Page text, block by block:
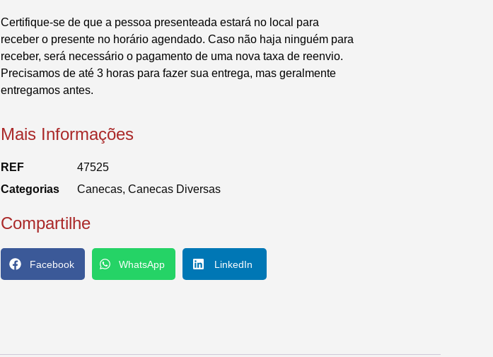
Certifique-se de que a pessoa presenteada estará no local para
receber o presente no horário agendado. Caso não haja ninguém para
receber, será necessário o pagamento de uma nova taxa de reenvio.
Precisamos de até 3 horas para fazer sua entrega, mas geralmente
entregamos antes.
Mais Informações
REF
47525
Categorias
Canecas, Canecas Diversas
Compartilhe
Facebook WhatsApp LinkedIn